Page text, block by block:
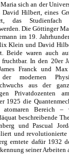
sich an der
Hilbert, eines
das
Die Göttinger
im 19.
Klein und David
Beide waren auch
In den 20er
Franck und
der modernen
aus der
Privatdozenten
1925 die
atomaren Bereich –
beschreibende
und Pascual
und
erntete dafür 1932
seiner Arbeiten